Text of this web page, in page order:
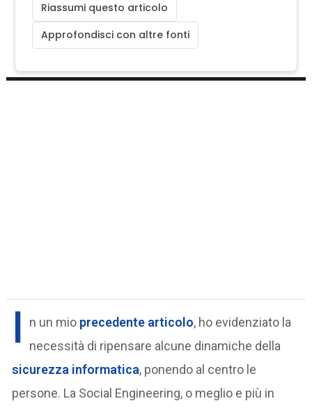
Riassumi questo articolo
Approfondisci con altre fonti
I n un mio precedente articolo, ho evidenziato la
necessità di ripensare alcune dinamiche della
sicurezza informatica, ponendo al centro le
persone. La Social Engineering, o meglio e più in